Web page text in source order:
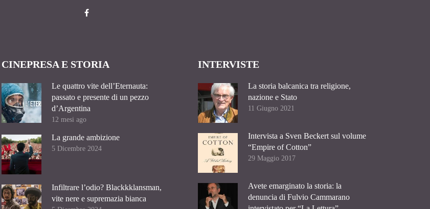
CINEPRESA E STORIA
Le quattro vite dell’Eternauta:
passato e presente di un pezzo
d’Argentina
12 mesi ago
La grande ambizione
5 Dicembre 2024
Infiltrare l’odio? Blackkklansman,
vite nere e supremazia bianca
INTERVISTE
La storia balcanica tra religione,
nazione e Stato
11 Giugno 2021
Intervista a Sven Beckert sul volume
“Empire of Cotton”
29 Maggio 2017
Avete emarginato la storia: la
denuncia di Fulvio Cammarano